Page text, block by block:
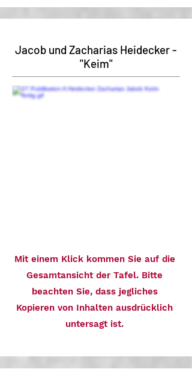
Jacob und Zacharias Heidecker -
"Keim"
Mit einem Klick kommen Sie auf die
Gesamtansicht der Tafel. Bitte
beachten Sie, dass jegliches
Kopieren von Inhalten ausdrücklich
untersagt ist.